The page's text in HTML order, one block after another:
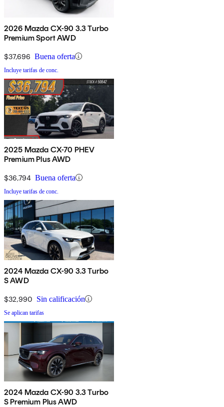
2026 Mazda CX-90 3.3 Turbo
Premium Sport AWD
$37,696 Buena oferta
Incluye tarifas de conc.
2025 Mazda CX-70 PHEV
Premium Plus AWD
$36,794 Buena oferta
Incluye tarifas de conc.
2024 Mazda CX-90 3.3 Turbo
S AWD
$32,990 Sin calificación
Se aplican tarifas
2024 Mazda CX-90 3.3 Turbo
S Premium Plus AWD